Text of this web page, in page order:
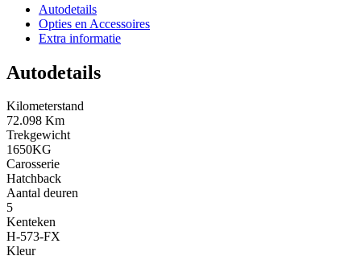
Autodetails
Opties en Accessoires
Extra informatie
Autodetails
Kilometerstand
72.098 Km
Trekgewicht
1650KG
Carosserie
Hatchback
Aantal deuren
5
Kenteken
H-573-FX
Kleur